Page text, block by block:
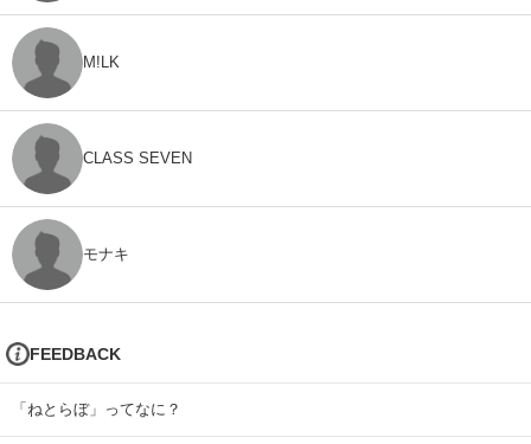
M!LK
CLASS SEVEN
モナキ
FEEDBACK
「ねとらぼ」ってなに？